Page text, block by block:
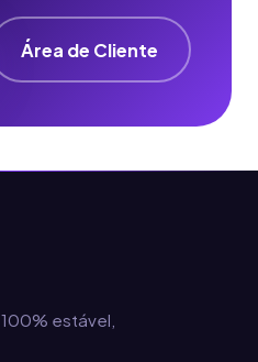
Área de Cliente
estável,